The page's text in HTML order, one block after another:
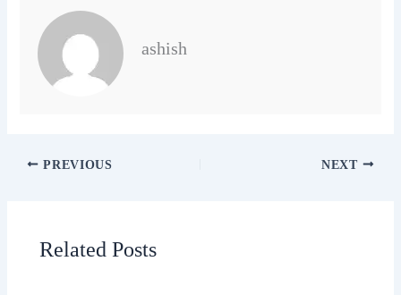
ashish
PREVIOUS NEXT
Related Posts